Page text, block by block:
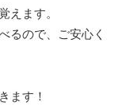
えます。
るので、ご安心く
ます！